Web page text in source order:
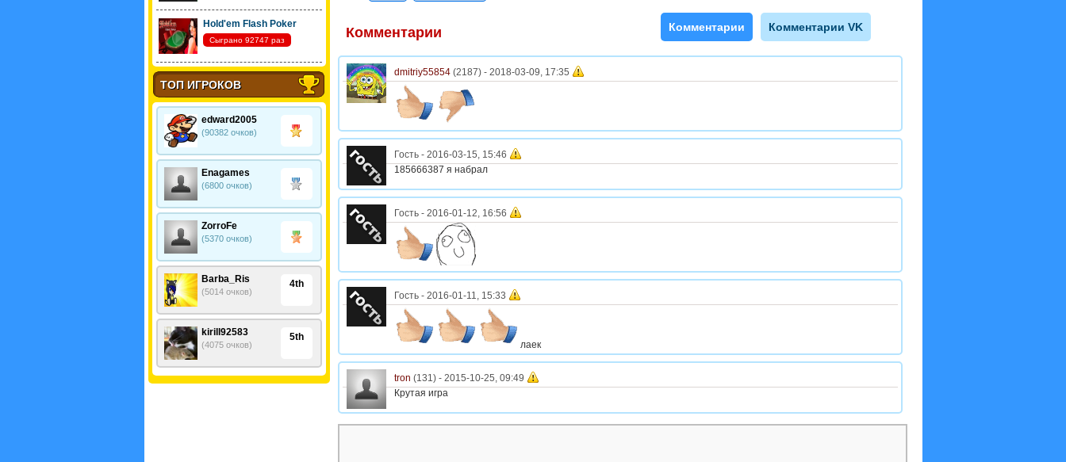
Hold'em Flash Poker
Сыграно 92747 раз
ТОП ИГРОКОВ
edward2005
(90382 очков)
Enagames
(6800 очков)
ZorroFe
(5370 очков)
4th
Barba_Ris
(5014 очков)
5th
kirill92583
(4075 очков)
Комментарии
dmitriy55854(2187) - 2018-03-09, 17:35
Гость- 2016-03-15, 15:46
185666387 я набрал
Гость- 2016-01-12, 16:56
Гость- 2016-01-11, 15:33
лаек
tron (131) - 2015-10-25, 09:49
Крутая игра
Комментарии Комментарии VK